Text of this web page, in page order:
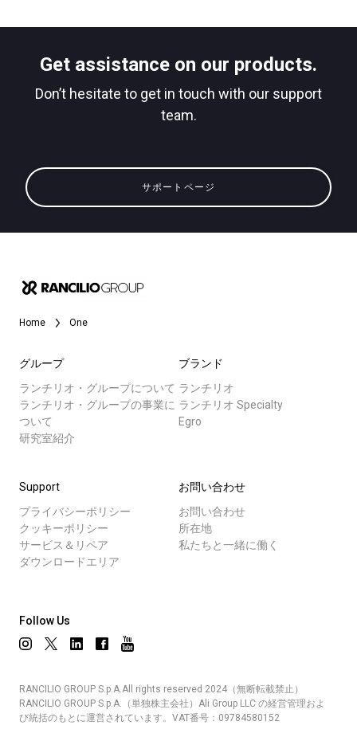
Get assistance on our products.
Don’t hesitate to get in touch with our support
team.
サポートページ
Home One
グループ
ランチリオ・グループについて
ランチリオ・グループの事業に
ついて
研究室紹介
ブランド
ランチリオ
ランチリオ Specialty
Egro
Support
プライバシーポリシー
クッキーポリシー
サービス＆リペア
ダウンロードエリア
お問い合わせ
お問い合わせ
所在地
私たちと一緒に働く
Follow Us
RANCILIO GROUP S.p.A.All rights reserved 2024（無断転載禁止）
RANCILIO GROUP S.p.A.（単独株主会社）Ali Group LLC の経営管理およ
び統括のもとに運営されています。VAT番号：09784580152
もっと見る